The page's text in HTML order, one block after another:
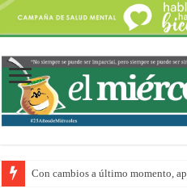
Con cambios a último momento,
Adopción en Entre Ríos: el 35%